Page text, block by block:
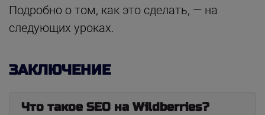
Подробно о том, как это сделать, — на
следующих уроках.
ЗАКЛЮЧЕНИЕ
Что такое SEO на Wildberries?